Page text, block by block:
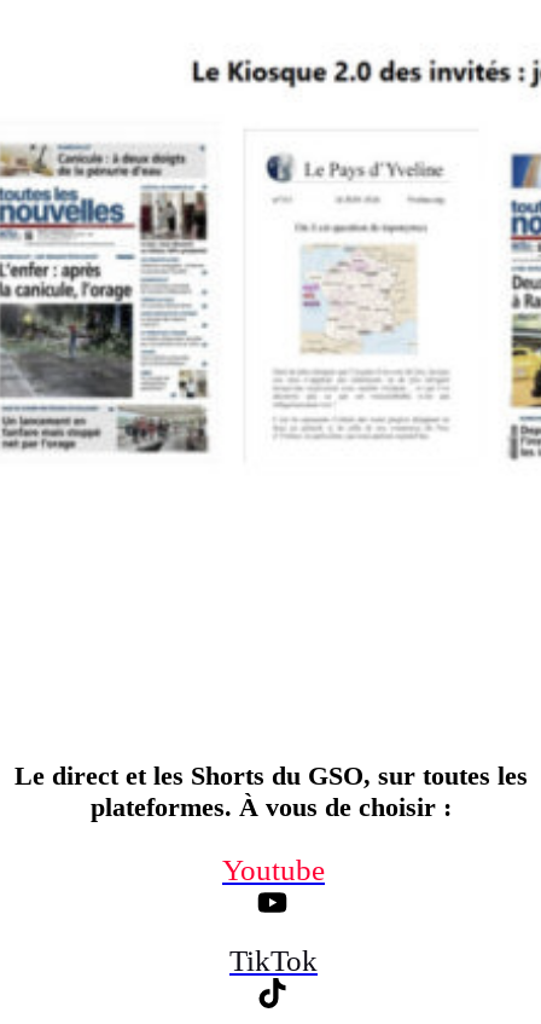
Le direct et les Shorts du GSO, sur toutes les
plateformes. À vous de choisir:
Youtube
TikTok